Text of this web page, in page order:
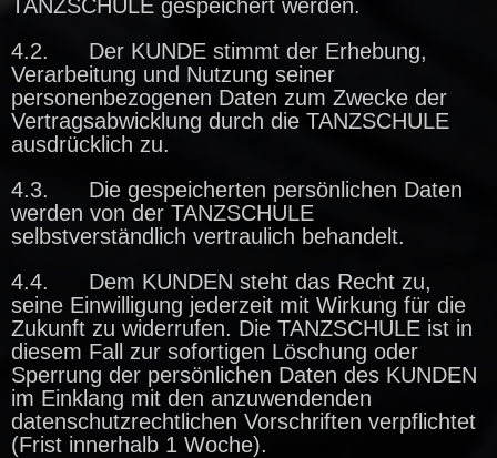
TANZSCHULE gespeichert werden.
4.2. Der KUNDE stimmt der Erhebung,
Verarbeitung und Nutzung seiner
personenbezogenen Daten zum Zwecke der
Vertragsabwicklung durch die TANZSCHULE
ausdrücklich zu.
4.3. Die gespeicherten persönlichen Daten
werden von der TANZSCHULE
selbstverständlich vertraulich behandelt.
4.4. Dem KUNDEN steht das Recht zu,
seine Einwilligung jederzeit mit Wirkung für die
Zukunft zu widerrufen. Die TANZSCHULE ist in
diesem Fall zur sofortigen Löschung oder
Sperrung der persönlichen Daten des KUNDEN
im Einklang mit den anzuwendenden
datenschutzrechtlichen Vorschriften verpflichtet
(Frist innerhalb 1 Woche).